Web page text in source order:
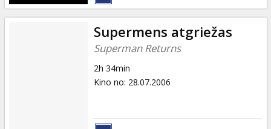
Supermens atgriežas
Superman Returns
2h 34min
Kino no: 28.07.2006